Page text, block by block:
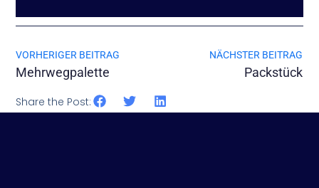
VORHERIGER BEITRAG
Mehrwegpalette
NÄCHSTER BEITRAG
Packstück
Share the Post: